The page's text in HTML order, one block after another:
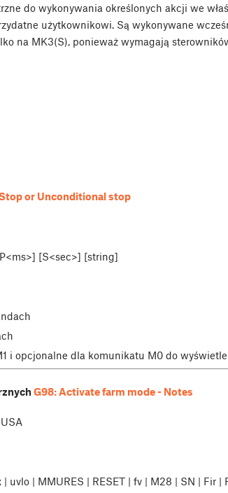
do wykonywania określonych akcji we
użytkownikowi. Są wykonywane
na MK3(S), ponieważ wymagają
or Unconditional stop
[S<sec>] [string]
i opcjonalne dla komunikatu M0 do
G98: Activate farm mode - Notes
uvlo | MMURES | RESET | fv | M28 | SN | Fir |